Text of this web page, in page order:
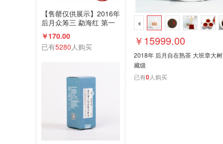
【售罄仅供展示】2016年
后月众筹三 勐海红 第一
款众筹古树红茶 200g散
茶 品饮级
￥170.00
已有5280人购买 ￥15999.00
2018年 后月自在熟茶 大班章大
藏级
已有0人购买